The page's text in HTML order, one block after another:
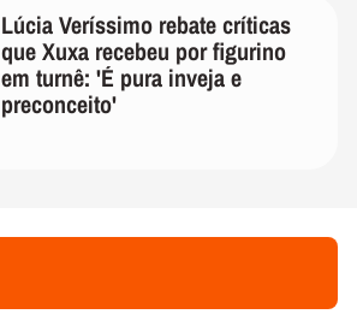
Lúcia Veríssimo rebate críticas
que Xuxa recebeu por figurino
em turnê: 'É pura inveja e
preconceito'